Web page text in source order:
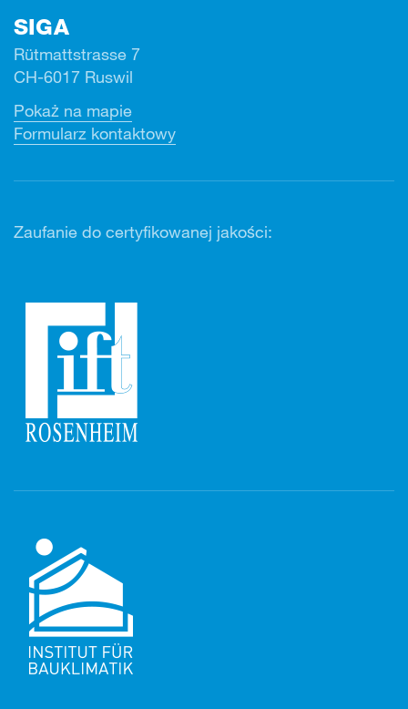
SIGA
Rütmattstrasse 7
CH-6017 Ruswil
Pokaż na mapie
Formularz kontaktowy
Zaufanie do certyfikowanej jakości: